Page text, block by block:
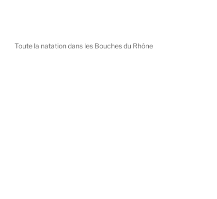
Toute la natation dans les Bouches du Rhône